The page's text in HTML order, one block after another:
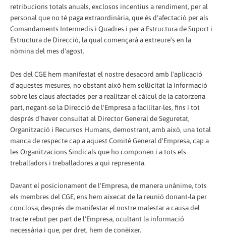
retribucions totals anuals, exclosos incentius a rendiment, per al
personal que no té paga extraordinària, que és d'afectació per als
Comandaments Intermedis i Quadres i per a Estructura de Suport i
Estructura de Direcció, la qual començarà a extreure's en la
nòmina del mes d'agost.
Des del CGE hem manifestat el nostre desacord amb l'aplicació
d'aquestes mesures, no obstant això hem sol·licitat la informació
sobre les claus afectades per a realitzar el càlcul de la catorzena
part, negant-se la Direcció de l'Empresa a facilitar-les, fins i tot
després d'haver consultat al Director General de Seguretat,
Organització i Recursos Humans, demostrant, amb això, una total
manca de respecte cap a aquest Comitè General d'Empresa, cap a
les Organitzacions Sindicals que ho componen i a tots els
treballadors i treballadores a qui representa.
Davant el posicionament de l'Empresa, de manera unànime, tots
els membres del CGE, ens hem aixecat de la reunió donant-la per
conclosa, després de manifestar el nostre malestar a causa del
tracte rebut per part de l'Empresa, ocultant la informació
necessària i que, per dret, hem de conèixer.